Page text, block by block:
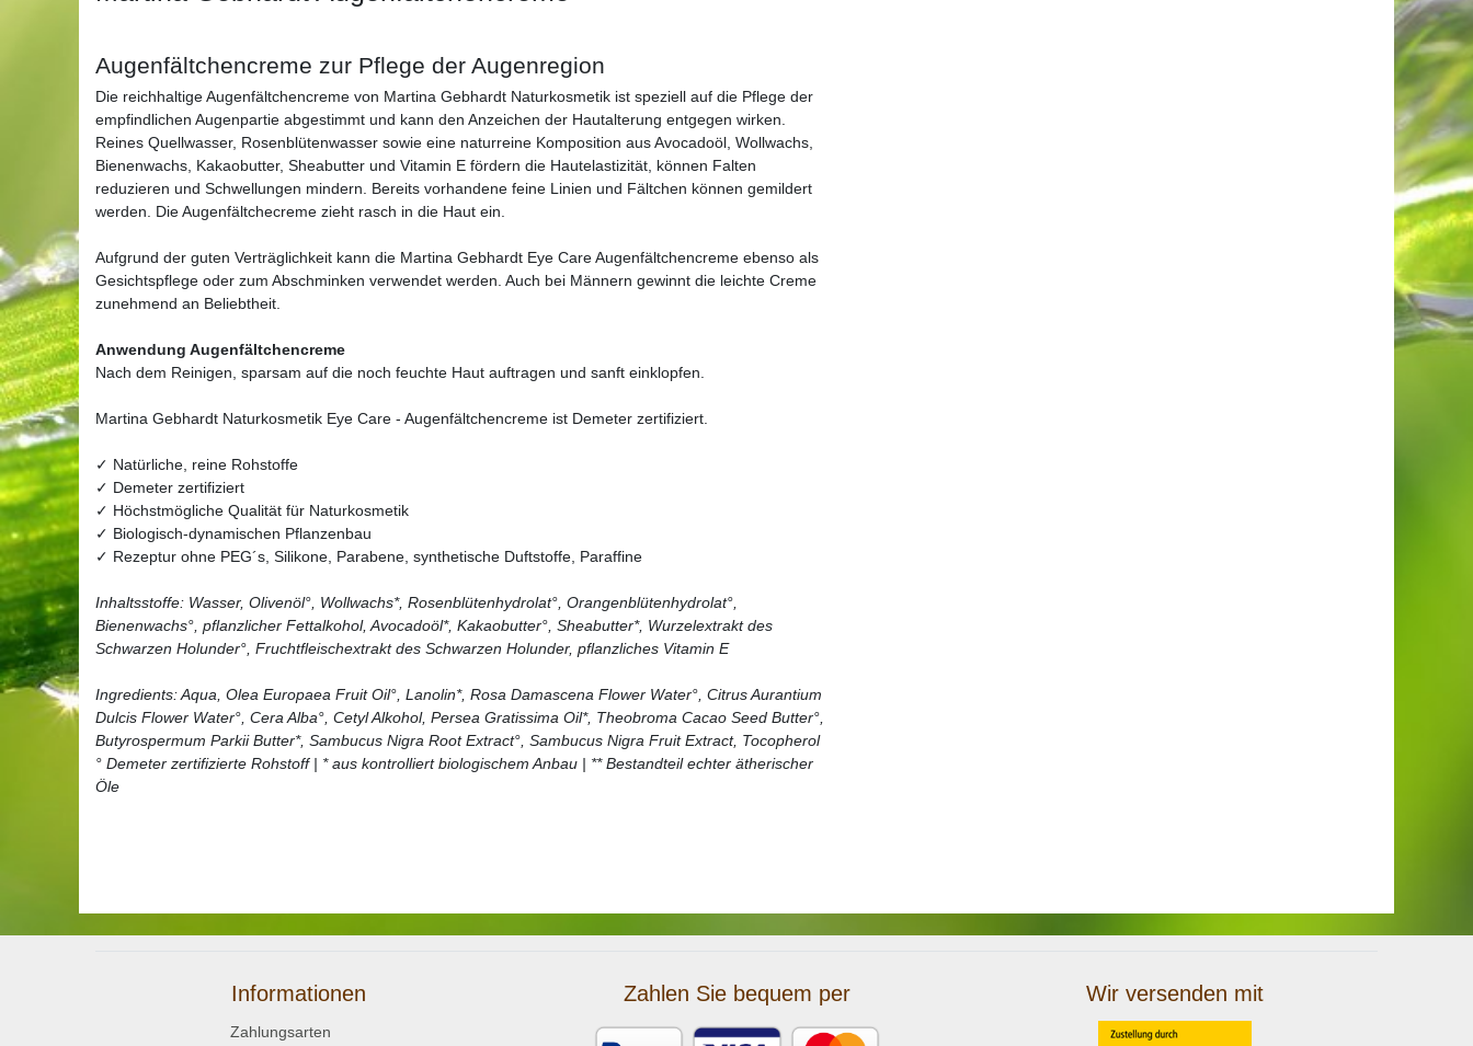
Augenfältchencreme zur Pflege der Augenregion
Die reichhaltige Augenfältchencreme von Martina Gebhardt Naturkosmetik ist speziell auf die Pflege der
empfindlichen Augenpartie abgestimmt und kann den Anzeichen der Hautalterung entgegen wirken.
Reines Quellwasser, Rosenblütenwasser sowie eine naturreine Komposition aus Avocadoöl, Wollwachs,
Bienenwachs, Kakaobutter, Sheabutter und Vitamin E fördern die Hautelastizität, können Falten
reduzieren und Schwellungen mindern. Bereits vorhandene feine Linien und Fältchen können gemildert
werden. Die Augenfältchecreme zieht rasch in die Haut ein.
Aufgrund der guten Verträglichkeit kann die Martina Gebhardt Eye Care Augenfältchencreme ebenso als
Gesichtspflege oder zum Abschminken verwendet werden. Auch bei Männern gewinnt die leichte Creme
zunehmend an Beliebtheit.
Anwendung Augenfältchencreme
Nach dem Reinigen, sparsam auf die noch feuchte Haut auftragen und sanft einklopfen.
Martina Gebhardt Naturkosmetik Eye Care - Augenfältchencreme ist Demeter zertifiziert.
✓ Natürliche, reine Rohstoffe
✓ Demeter zertifiziert
✓ Höchstmögliche Qualität für Naturkosmetik
✓ Biologisch-dynamischen Pflanzenbau
✓ Rezeptur ohne PEG´s, Silikone, Parabene, synthetische Duftstoffe, Paraffine
Inhaltsstoffe: Wasser, Olivenöl°, Wollwachs*, Rosenblütenhydrolat°, Orangenblütenhydrolat°,
Bienenwachs°, pflanzlicher Fettalkohol, Avocadoöl*, Kakaobutter°, Sheabutter*, Wurzelextrakt des
Schwarzen Holunder°, Fruchtfleischextrakt des Schwarzen Holunder, pflanzliches Vitamin E
Ingredients: Aqua, Olea Europaea Fruit Oil°, Lanolin*, Rosa Damascena Flower Water°, Citrus Aurantium
Dulcis Flower Water°, Cera Alba°, Cetyl Alkohol, Persea Gratissima Oil*, Theobroma Cacao Seed Butter°,
Butyrospermum Parkii Butter*, Sambucus Nigra Root Extract°, Sambucus Nigra Fruit Extract, Tocopherol
° Demeter zertifizierte Rohstoff | * aus kontrolliert biologischem Anbau | ** Bestandteil echter ätherischer
Öle
Informationen
Zahlungsarten
Zahlen Sie bequem per Wir versenden mit